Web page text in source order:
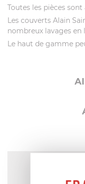
Toutes les pièces
Les couverts Alain
nombreux lavages en
Le haut de gamme